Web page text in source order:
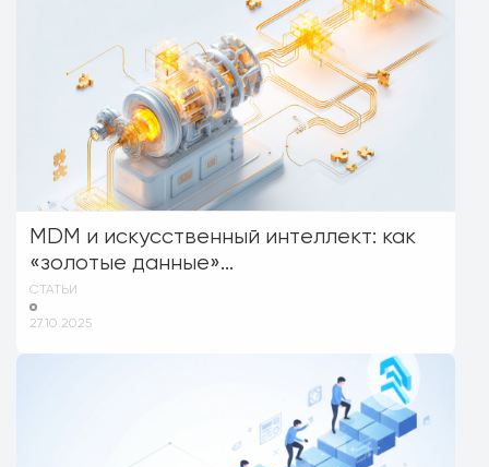
MDM и искусственный интеллект: как
«золотые данные»...
СТАТЬИ
27.10.2025